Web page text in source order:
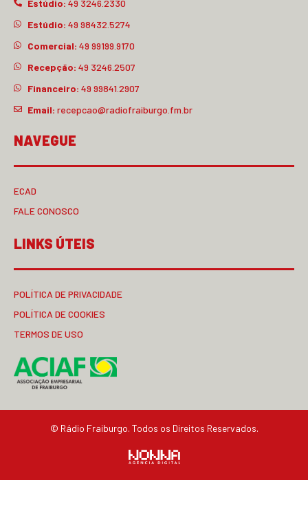
Estúdio: 49 3246.2330
Estúdio: 49 98432.5274
Comercial: 49 99199.9170
Recepção: 49 3246.2507
Financeiro: 49 99841.2907
Email: recepcao@radiofraiburgo.fm.br
NAVEGUE
ECAD
FALE CONOSCO
LINKS ÚTEIS
POLÍTICA DE PRIVACIDADE
POLÍTICA DE COOKIES
TERMOS DE USO
© Rádio Fraiburgo. Todos os Direitos Reservados.